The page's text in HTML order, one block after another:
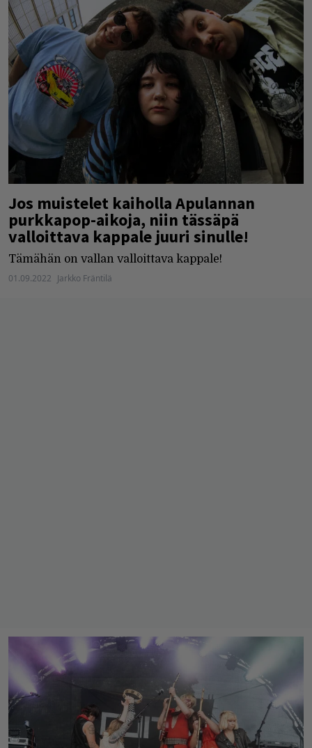
Jos muistelet kaiholla Apulannan
purkkapop-aikoja, niin tässäpä
valloittava kappale juuri sinulle!
Tämähän on vallan valloittava kappale!
01.09.2022 Jarkko Fräntilä